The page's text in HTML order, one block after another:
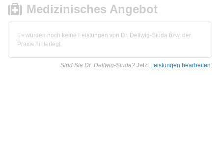
Medizinisches Angebot
Es wurden noch keine Leistungen von Dr. Dellwig-Siuda bzw. der
Praxis hinterlegt.
Sind Sie Dr. Dellwig-Siuda? Jetzt Leistungen bearbeiten.